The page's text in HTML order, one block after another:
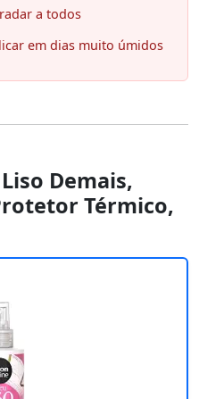
a todos
em dias muito úmidos
Demais,
Térmico,